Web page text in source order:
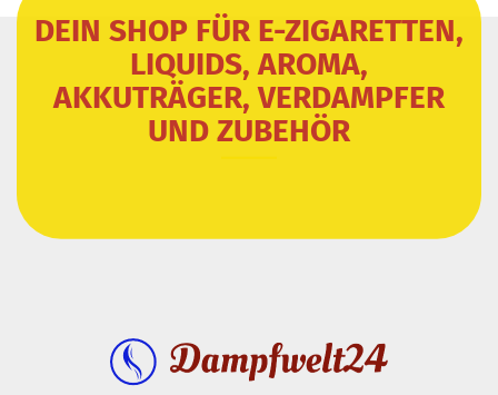
DEIN SHOP FÜR E-ZIGARETTEN,
LIQUIDS, AROMA,
AKKUTRÄGER, VERDAMPFER
UND ZUBEHÖR